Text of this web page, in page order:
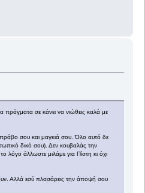
πράγματα σε κάνει να νιώθεις καλά με
σου και μαγκιά σου. Όλο αυτό δε
δικό σου). Δεν κουβαλάς την
λόγο άλλωστε μιλάμε για Πίστη κι όχι
Αλλά εσύ πλασάρεις την άποψή σου